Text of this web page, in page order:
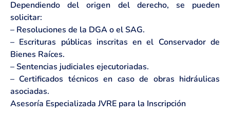
Dependiendo del origen del derecho, se pueden
solicitar:
– Resoluciones de la DGA o el SAG.
– Escrituras públicas inscritas en el Conservador de
Bienes Raíces.
– Sentencias judiciales ejecutoriadas.
– Certificados técnicos en caso de obras hidráulicas
asociadas.
Asesoría Especializada JVRE para la Inscripción